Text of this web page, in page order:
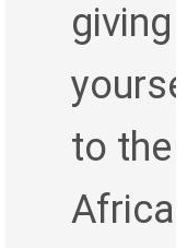
giving
to the